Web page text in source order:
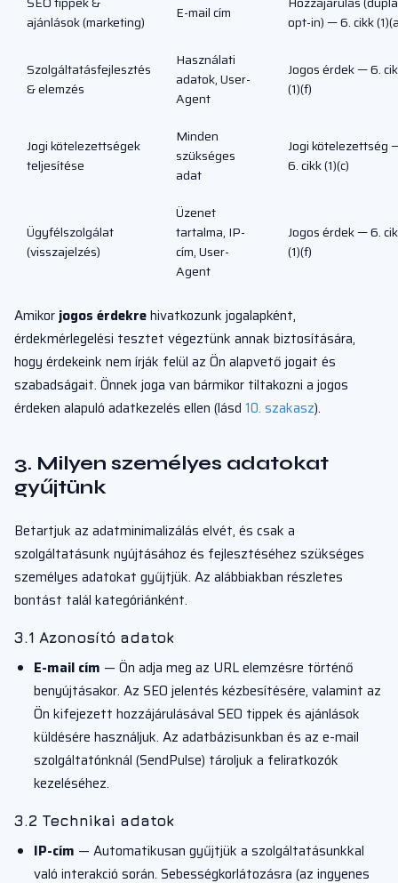
ajánlások (marketing)
E-mail cím
opt-in) — 6. cikk
Szolgáltatásfejlesztés
& elemzés
Használati
adatok, User-
Agent
Jogos érdek — 6.
(1)(f)
Jogi kötelezettségek
teljesítése
Minden
szükséges
adat
Jogi kötelezettség
6. cikk (1)(c)
Ügyfélszolgálat
(visszajelzés)
Üzenet
tartalma, IP-
cím, User-
Agent
Jogos érdek — 6.
(1)(f)
Amikorjogos érdekrehivatkozunk jogalapként,
érdekmérlegelési tesztet végeztünk annak biztosítására,
hogy érdekeink nem írják felül az Ön alapvető jogait és
szabadságait. Önnek joga van bármikor tiltakozni a jogos
érdeken alapuló adatkezelés ellen (lásd 10. szakasz).
3. Milyen személyes adatokat
gyűjtünk
Betartjuk az adatminimalizálás elvét, és csak a
szolgáltatásunk nyújtásához és fejlesztéséhez szükséges
személyes adatokat gyűjtjük. Az alábbiakban részletes
bontást talál kategóriánként.
3.1 Azonosító adatok
E-mail cím — Ön adja meg az URL elemzésre történő
benyújtásakor. Az SEO jelentés kézbesítésére, valamint az
Ön kifejezett hozzájárulásával SEO tippek és ajánlások
küldésére használjuk. Az adatbázisunkban és az e-mail
szolgáltatónknál (SendPulse) tároljuk a feliratkozók
kezeléséhez.
3.2 Technikai adatok
IP-cím — Automatikusan gyűjtjük a szolgáltatásunkkal
való interakció során. Sebességkorlátozásra (az ingyenes